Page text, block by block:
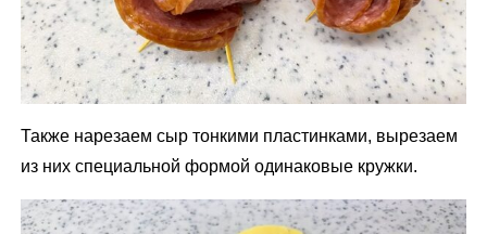
Также нарезаем сыр тонкими пластинками, вырезаем
из них специальной формой одинаковые кружки.